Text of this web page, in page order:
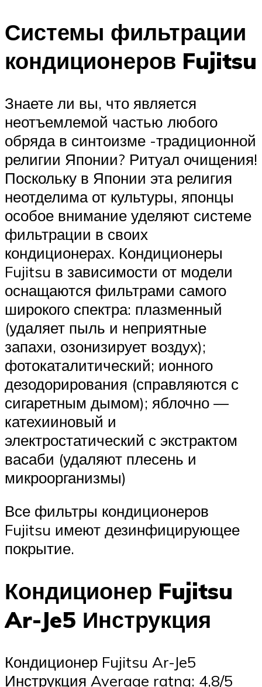
Системы фильтрации
кондиционеров Fujitsu
Знаете ли вы, что является
неотъемлемой частью любого
обряда в синтоизме -традиционной
религии Японии? Ритуал очищения!
Поскольку в Японии эта религия
неотделима от культуры, японцы
особое внимание уделяют системе
фильтрации в своих
кондиционерах. Кондиционеры
Fujitsu в зависимости от модели
оснащаются фильтрами самого
широкого спектра: плазменный
(удаляет пыль и неприятные
запахи, озонизирует воздух);
фотокаталитический; ионного
дезодорирования (справляются с
сигаретным дымом); яблочно —
катехииновый и
электростатический с экстрактом
васаби (удаляют плесень и
микроорганизмы)
Все фильтры кондиционеров
Fujitsu имеют дезинфицирующее
покрытие.
Кондиционер Fujitsu
Ar-Je5 Инструкция
Кондиционер Fujitsu Ar-Je5
Инструкция Average ratng: 4,8/5